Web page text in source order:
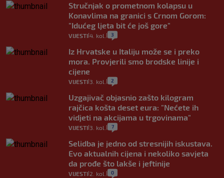
Stručnjak o prometnom kolapsu u
Konavlima na granici s Crnom Gorom:
"Idućeg ljeta bit će još gore"
VIJESTI 4. kol. 3
Iz Hrvatske u Italiju može se i preko
mora. Provjerili smo brodske linije i
cijene
VIJESTI 3. kol. 2
Uzgajivač objasnio zašto kilogram
rajčica košta deset eura: "Nećete ih
vidjeti na akcijama u trgovinama"
VIJESTI 3. kol. 7
Selidba je jedno od stresnijih iskustava.
Evo aktualnih cijena i nekoliko savjeta
da prođe što lakše i jeftinije
VIJESTI 2. kol. 0